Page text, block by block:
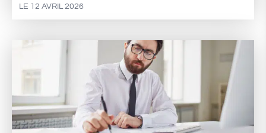
LE 12 AVRIL 2026